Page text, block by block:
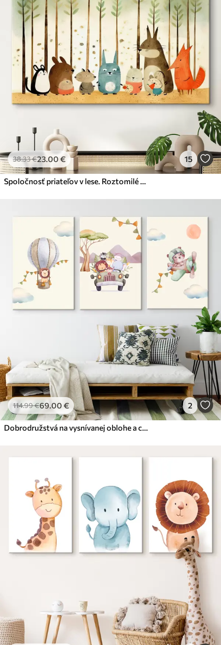
✗Ekologický materiál
Premium
Od 87 .00€
✓Žiarivé a sýte farby
✓Odolné voči vyblednutiu
✓Bezpečný atrament bez zápachu
✓Povrch podobný plátnu
✗
Eko-Premium
Od108.00€
✓Žiarivé a sýte farby
✓Odolné voči vyblednutiu
✓Ekologický materiál
38.33€23.00 € 15
Spoločnosť priateľov v lese. Roztomilé zvieratká
114.99€69.00 € 2
Dobrodružstvá na vysnívanej oblohe a cestách